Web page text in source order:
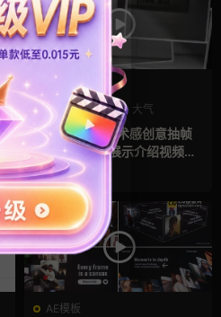
AE模板
作品集
创意 大气
ae模板 38秒艺术感创意抽帧
定格照片堆叠展示介绍视频开
场2025-10-01
AE模板